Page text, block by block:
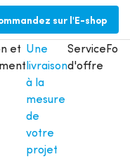
sur l'E-shop
et Une
livraison
à la
mesure
de
votre
projet
Service
d'offre